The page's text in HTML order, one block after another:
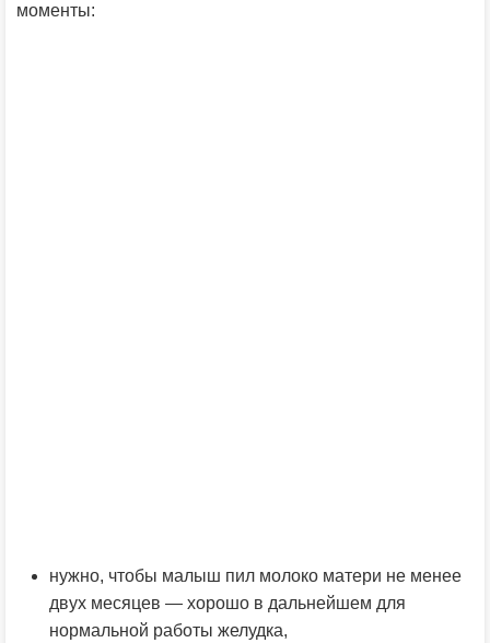
моменты:
нужно, чтобы малыш пил молоко матери не менее
двух месяцев — хорошо в дальнейшем для
нормальной работы желудка,